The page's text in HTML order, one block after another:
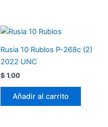
Rusia 10 Rublos P-268c (2)
2022 UNC
$ 1.00
Añadir al carrito